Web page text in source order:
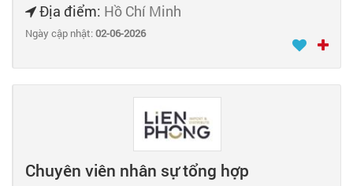
Địa điểm: Hồ Chí Minh
Ngày cập nhật:02-06-2026
Chuyên viên nhân sự tổng hợp